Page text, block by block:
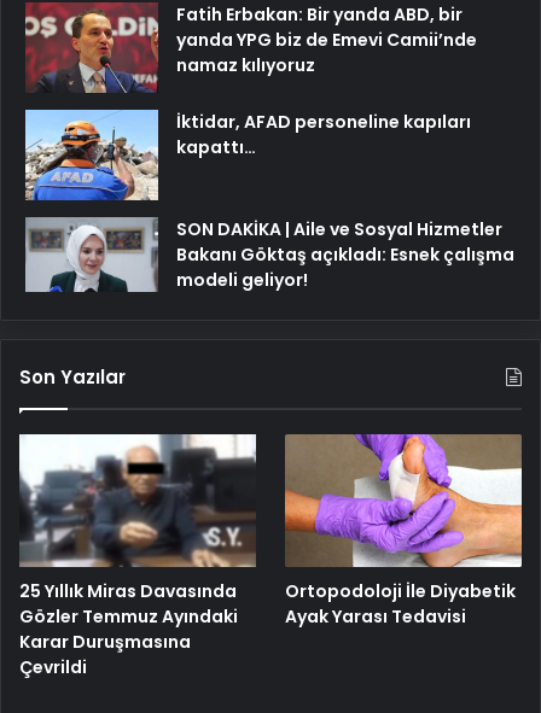
Fatih Erbakan: Bir yanda ABD, bir
yanda YPG biz de Emevi Camii’nde
namaz kılıyoruz
İktidar, AFAD personeline kapıları
kapattı…
SON DAKİKA | Aile ve Sosyal Hizmetler
Bakanı Göktaş açıkladı: Esnek çalışma
modeli geliyor!
Son Yazılar
25 Yıllık Miras Davasında
Gözler Temmuz Ayındaki
Karar Duruşmasına
Çevrildi
Ortopodoloji İle Diyabetik
Ayak Yarası Tedavisi